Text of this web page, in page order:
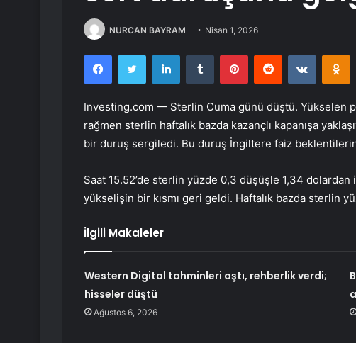
NURCAN BAYRAM Nisan 1, 2026
FacebookTwitter LinkedInTumblr PinterestReddit
Investing.com — Sterlin Cuma günü düştü. Yükselen
rağmen sterlin haftalık bazda kazançlı kapanışa
bir duruş sergiledi. Bu duruş İngiltere faiz
Saat 15.52’de sterlin yüzde 0,3 düşüşle 1,34
yükselişin bir kısmı geri geldi. Haftalık bazda sterlin
İlgili Makaleler
Western Digital tahminleri aştı, rehberlik verdi;
hisseler düştü
Ağustos 6, 2026